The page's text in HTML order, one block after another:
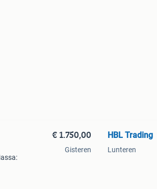
€ 1.750,00
Gisteren
HBL Trading
Lunteren